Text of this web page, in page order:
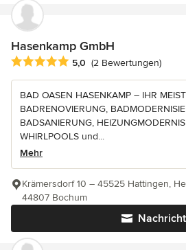
Hasenkamp GmbH
Durchschnittliche Bewertung: 5 von
5,0 (2 Bewertungen)
BAD OASEN HASENKAMP – IHR
BADRENOVIERUNG,
BADSANIERUNG,
WHIRLPOOLS und...
Mehr
Nachricht
Krämersdorf 10 – 45525 Hattingen,
44807 Bochum